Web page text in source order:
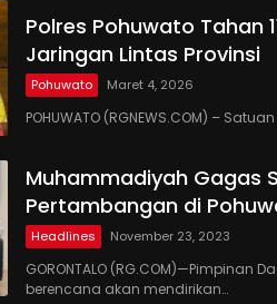
Polres Pohuwato Tahan
Jaringan Lintas Provinsi
Pohuwato Maret 4, 2026
POHUWATO (RGNEWS.COM) –
Muhammadiyah Gagas
Pertambangan di
Headlines November 23, 2023
GORONTALO (RG.COM)—Pimpinan
berencana akan mendirikan…